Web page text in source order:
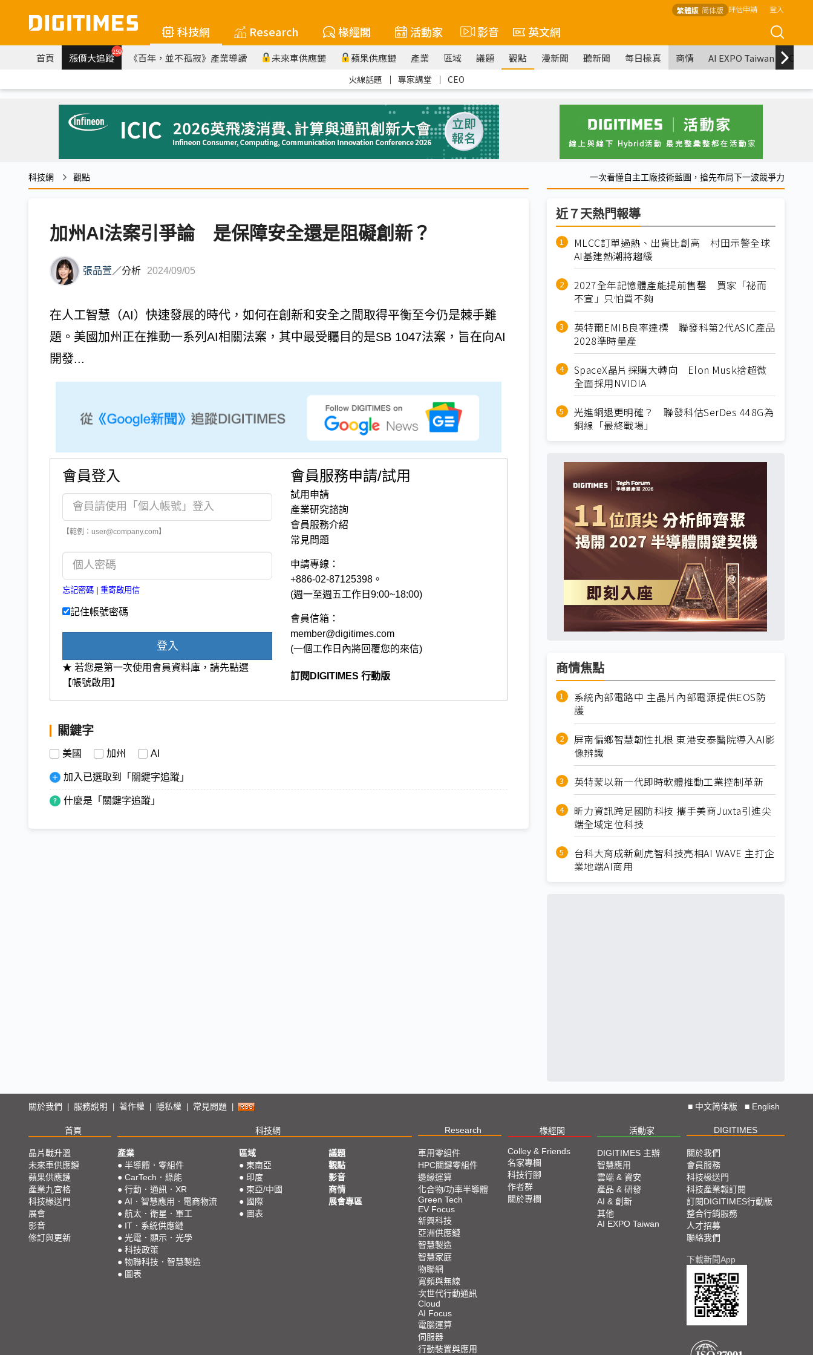
繁體版 简体版 評估申請 登入
科技網 Research 椽經閣 活動家 影音 英文網
首頁 漲價大追蹤259 《百年，並不孤寂》產業導讀 未來車供應鏈 蘋果供應鏈 產業 區域 議題 觀點 漫新聞 聽新聞 每日椽真 商情 AI EXPO Taiwan
火線話題 ｜ 專家講堂 ｜ CEO
科技網 觀點 一次看懂自主工廠技術藍圖，搶先布局下一波競爭力
加州AI法案引爭論 是保障安全還是阻礙創新？
張品萱 ／分析 2024/09/05
在人工智慧（AI）快速發展的時代，如何在創新和安全之間取得平衡至今仍是棘手難
題。美國加州正在推動一系列AI相關法案，其中最受矚目的是SB 1047法案，旨在向AI
開發...
會員登入
【範例：user@company.com】
忘記密碼 重寄啟用信
記住帳號密碼
登入
★ 若您是第一次使用會員資料庫，請先點選
【帳號啟用】
會員服務申請/試用
試用申請
產業研究諮詢
會員服務介紹
常見問題
申請專線：
+886-02-87125398。
(週一至週五工作日9:00~18:00)
會員信箱：
member@digitimes.com
(一個工作日內將回覆您的來信)
訂閱DIGITIMES 行動版
關鍵字
美國 加州 AI
加入已選取到「關鍵字追蹤」
什麼是「關鍵字追蹤」
近７天熱門報導
MLCC訂單過熱、出貨比創高 村田示警全球
AI基建熱潮將趨緩
2027全年記憶體產能提前售罄 買家「祕而
不宣」只怕買不夠
英特爾EMIB良率達標 聯發科第2代ASIC產品
2028準時量產
SpaceX晶片採購大轉向 Elon Musk捨超微
全面採用NVIDIA
光進銅退更明確？ 聯發科估SerDes 448G為
銅線「最終戰場」
商情焦點
系統內部電路中 主晶片內部電源提供EOS防
護
屏南偏鄉智慧韌性扎根 東港安泰醫院導入AI影
像辨識
英特蒙以新一代即時軟體推動工業控制革新
昕力資訊跨足國防科技 攜手美商Juxta引進尖
端全域定位科技
台科大育成新創虎智科技亮相AI WAVE 主打企
業地端AI商用
關於我們 服務說明 著作權 隱私權 常見問題 ■ 中文简体版 ■ English
首頁 科技網 Research 椽經閣 活動家 DIGITIMES
晶片戰升溫
未來車供應鏈
蘋果供應鏈
產業九宮格
科技椽送門
展會
影音
修訂與更新
產業
● 半導體．零組件
● CarTech．綠能
● 行動．通訊．XR
● AI．智慧應用．電商物流
● 航太．衛星．軍工
● IT．系統供應鏈
● 光電．顯示．光學
● 科技政策
● 物聯科技．智慧製造
● 圖表
區域
● 東南亞
● 印度
● 東亞/中國
● 國際
● 圖表
議題
觀點
影音
商情
展會專區
車用零組件
HPC關鍵零組件
邊緣運算
化合物/功率半導體
Green Tech
EV Focus
新興科技
亞洲供應鏈
智慧製造
智慧家庭
物聯網
寬頻與無線
次世代行動通訊
Cloud
AI Focus
電腦運算
伺服器
行動裝置與應用
Colley & Friends
名家專欄
科技行腳
作者群
關於專欄
DIGITIMES 主辦
智慧應用
雲端 & 資安
產品 & 研發
AI & 創新
其他
AI EXPO Taiwan
關於我們
會員服務
科技椽送門
科技產業報訂閱
訂閱DIGITIMES行動版
整合行銷服務
人才招募
聯絡我們
下載新聞App